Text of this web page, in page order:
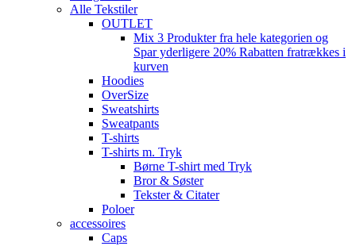
Alle Tekstiler
OUTLET
Mix 3 Produkter fra hele kategorien og
Spar yderligere 20% Rabatten fratrækkes i
kurven
Hoodies
OverSize
Sweatshirts
Sweatpants
T-shirts
T-shirts m. Tryk
Børne T-shirt med Tryk
Bror & Søster
Tekster & Citater
Poloer
accessoires
Caps